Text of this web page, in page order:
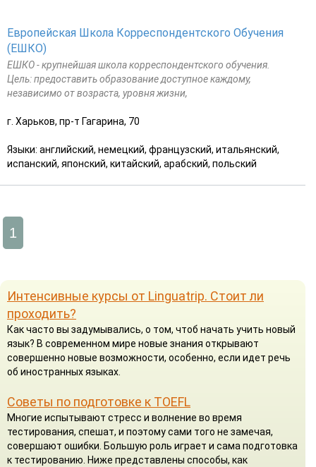
Европейская Школа Корреспондентского Обучения
(ЕШКО)
ЕШКО - крупнейшая школа корреспондентского обучения.
Цель: предоставить образование доступное каждому,
независимо от возраста, уровня жизни,
г. Харьков, пр-т Гагарина, 70
Языки: английский, немецкий, французский, итальянский,
испанский, японский, китайский, арабский, польский
1
Интенсивные курсы от Linguatrip. Стоит ли
проходить?
Как часто вы задумывались, о том, чтоб начать учить новый
язык? В современном мире новые знания открывают
совершенно новые возможности, особенно, если идет речь
об иностранных языках.
Советы по подготовке к TOEFL
Многие испытывают стресс и волнение во время
тестирования, спешат, и поэтому сами того не замечая,
совершают ошибки. Большую роль играет и сама подготовка
к тестированию. Ниже представлены способы, как